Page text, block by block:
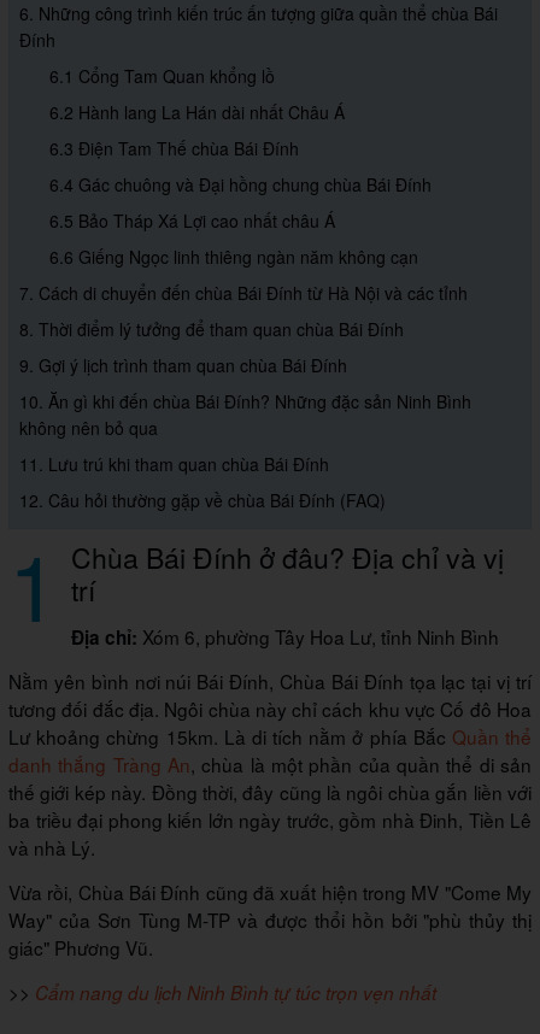
6. Những công trình kiến trúc ấn tượng giữa quần thể chùa Bái
Đính
6.1 Cổng Tam Quan khổng lồ
6.2 Hành lang La Hán dài nhất Châu Á
6.3 Điện Tam Thế chùa Bái Đính
6.4 Gác chuông và Đại hồng chung chùa Bái Đính
6.5 Bảo Tháp Xá Lợi cao nhất châu Á
6.6 Giếng Ngọc linh thiêng ngàn năm không cạn
7. Cách di chuyển đến chùa Bái Đính từ Hà Nội và các tỉnh
8. Thời điểm lý tưởng để tham quan chùa Bái Đính
9. Gợi ý lịch trình tham quan chùa Bái Đính
10. Ăn gì khi đến chùa Bái Đính? Những đặc sản Ninh Bình
không nên bỏ qua
11. Lưu trú khi tham quan chùa Bái Đính
12. Câu hỏi thường gặp về chùa Bái Đính (FAQ)
1 Chùa Bái Đính ở đâu? Địa chỉ và vị
trí
Địa chỉ: Xóm 6, phường Tây Hoa Lư, tỉnh Ninh Bình
Nằm yên bình nơi núi Bái Đính, Chùa Bái Đính tọa lạc tại vị trí
tương đối đắc địa. Ngôi chùa này chỉ cách khu vực Cố đô Hoa
Lư khoảng chừng 15km. Là di tích nằm ở phía Bắc Quần thể
danh thắng Tràng An, chùa là một phần của quần thể di sản
thế giới kép này. Đồng thời, đây cũng là ngôi chùa gắn liền với
ba triều đại phong kiến lớn ngày trước, gồm nhà Đinh, Tiền Lê
và nhà Lý.
Vừa rồi, Chùa Bái Đính cũng đã xuất hiện trong MV "Come My
Way" của Sơn Tùng M-TP và được thổi hồn bởi "phù thủy thị
giác" Phương Vũ.
>> Cẩm nang du lịch Ninh Bình tự túc trọn vẹn nhất